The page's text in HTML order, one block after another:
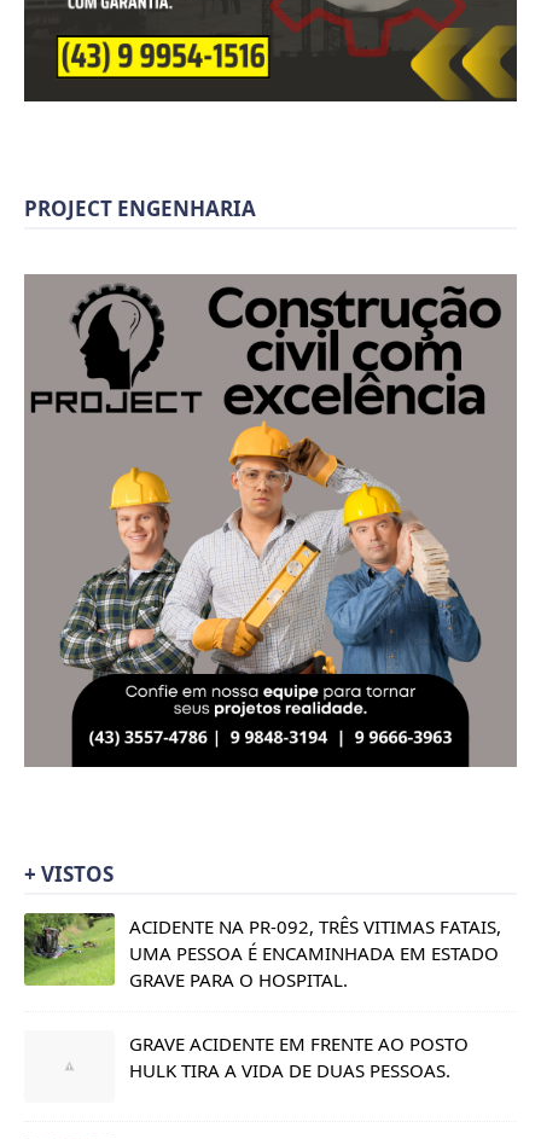
PROJECT ENGENHARIA
+ VISTOS
ACIDENTE NA PR-092, TRÊS VITIMAS FATAIS,
UMA PESSOA É ENCAMINHADA EM ESTADO
GRAVE PARA O HOSPITAL.
GRAVE ACIDENTE EM FRENTE AO POSTO
HULK TIRA A VIDA DE DUAS PESSOAS.